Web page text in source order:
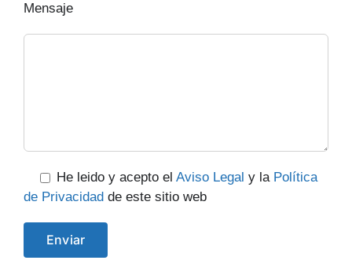
Mensaje
He leido y acepto el Aviso Legal y la Política
de Privacidad de este sitio web